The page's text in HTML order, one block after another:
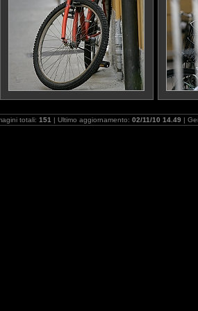
totali: 151 | Ultimo aggiornamento: 02/11/10 14.49 |